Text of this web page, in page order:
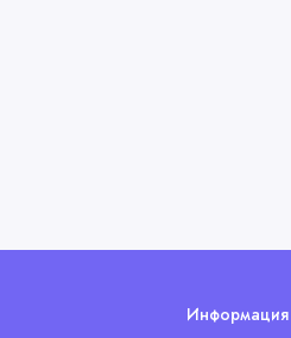
Информация